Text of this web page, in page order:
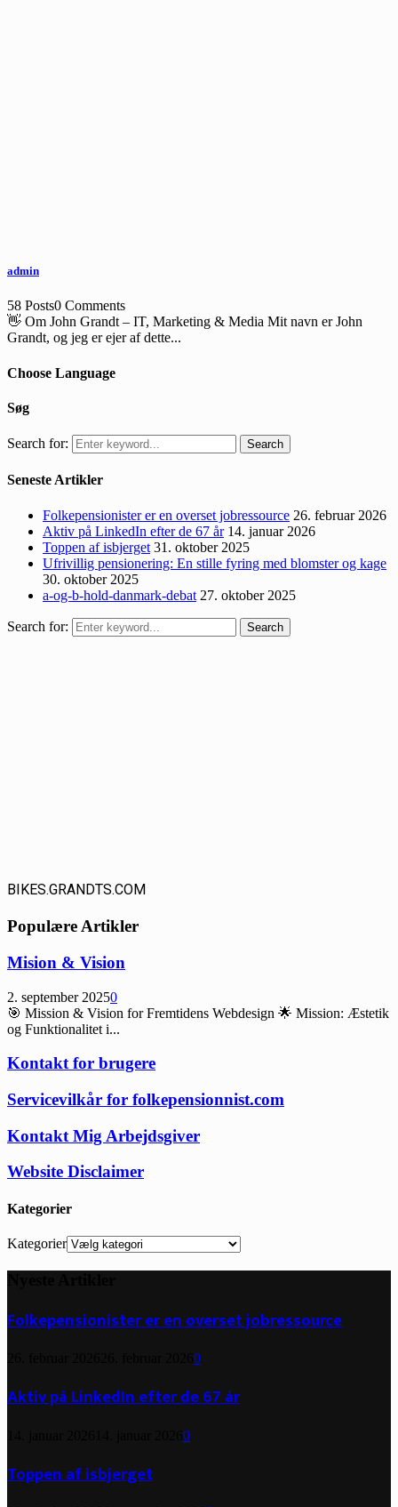
admin
58 Posts0 Comments
👋 Om John Grandt – IT, Marketing & Media Mit navn er John
Grandt, og jeg er ejer af dette...
Choose Language
Søg
Search for: Search
Seneste Artikler
Folkepensionister er en overset jobressource 26. februar 2026
Aktiv på LinkedIn efter de 67 år 14. januar 2026
Toppen af isbjerget 31. oktober 2025
Ufrivillig pensionering: En stille fyring med blomster og kage
30. oktober 2025
a-og-b-hold-danmark-debat 27. oktober 2025
Search for: Search
BIKES.GRANDTS.COM
Populære Artikler
Mision & Vision
2. september 20250
🎯 Mission & Vision for Fremtidens Webdesign 🌟 Mission: Æstetik
og Funktionalitet i...
Kontakt for brugere
Servicevilkår for folkepensionnist.com
Kontakt Mig Arbejdsgiver
Website Disclaimer
Kategorier
Kategorier
Folkepensionister er en overset jobressource
0
Aktiv på LinkedIn efter de 67 år
0
Toppen af isbjerget